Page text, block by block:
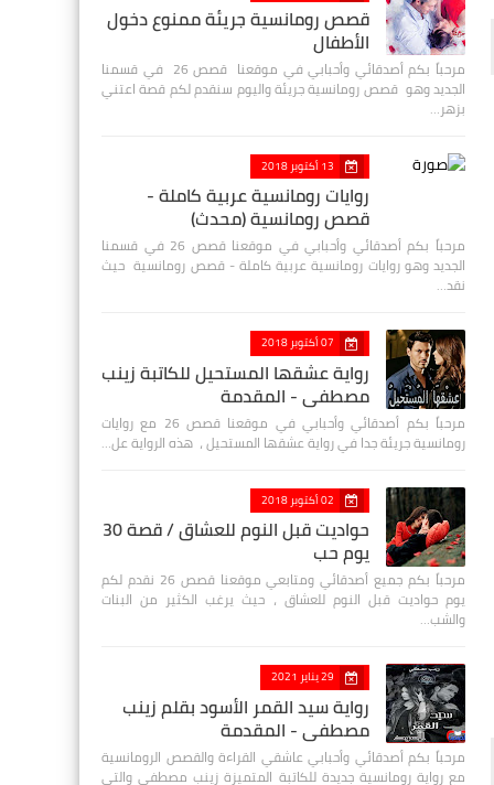
قصص رومانسية جريئة ممنوع دخول
الأطفال
مرحباً بكم أصدقائي وأحبابي في موقعنا قصص 26 في قسمنا
الجديد وهو قصص رومانسية جريئة واليوم سنقدم لكم قصة اعتني
بزهر…
13 أكتوبر 2018
روايات رومانسية عربية كاملة -
قصص رومانسية (محدث)
مرحباً بكم أصدقائي وأحبابي في موقعنا قصص 26 في قسمنا
الجديد وهو روايات رومانسية عربية كاملة - قصص رومانسية حيث
نقد…
07 أكتوبر 2018
رواية عشقها المستحيل للكاتبة زينب
مصطفي - المقدمة
مرحباً بكم أصدقائي وأحبابي في موقعنا قصص 26 مع روايات
رومانسية جريئة جدا في رواية عشقها المستحيل ، هذه الرواية عل…
02 أكتوبر 2018
حواديت قبل النوم للعشاق / قصة 30
يوم حب
مرحباً بكم جميع أصدقائي ومتابعي موقعنا قصص 26 نقدم لكم
يوم حواديت قبل النوم للعشاق ، حيث يرغب الكثير من البنات
والشب…
29 يناير 2021
رواية سيد القمر الأسود بقلم زينب
مصطفي - المقدمة
مرحباً بكم أصدقائي وأحبابي عاشقي القراءة والقصص الرومانسية
مع رواية رومانسية جديدة للكاتبة المتميزة زينب مصطفى والتي